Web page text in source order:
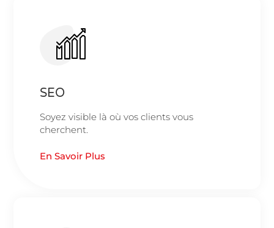
SEO
Soyez visible là où vos clients vous
cherchent.
En Savoir Plus